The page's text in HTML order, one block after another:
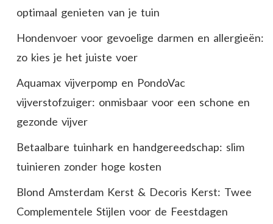
optimaal genieten van je tuin
Hondenvoer voor gevoelige darmen en allergieën:
zo kies je het juiste voer
Aquamax vijverpomp en PondoVac
vijverstofzuiger: onmisbaar voor een schone en
gezonde vijver
Betaalbare tuinhark en handgereedschap: slim
tuinieren zonder hoge kosten
Blond Amsterdam Kerst & Decoris Kerst: Twee
Complementele Stijlen voor de Feestdagen